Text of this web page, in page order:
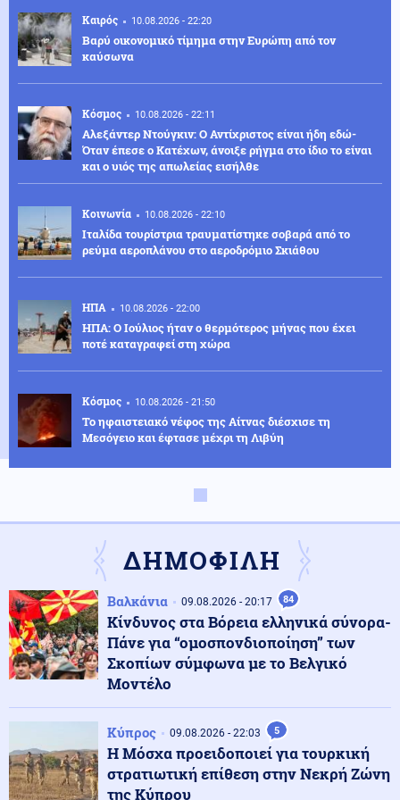
Καιρός 10.08.2026 - 22:20
Βαρύ οικονομικό τίμημα στην Ευρώπη από τον
καύσωνα
Κόσμος 10.08.2026 - 22:11
Αλεξάντερ Ντούγκιν: Ο Αντίχριστος είναι ήδη εδώ-
Όταν έπεσε ο Κατέχων, άνοιξε ρήγμα στο ίδιο το είναι
και ο υιός της απωλείας εισήλθε
Κοινωνία 10.08.2026 - 22:10
Ιταλίδα τουρίστρια τραυματίστηκε σοβαρά από το
ρεύμα αεροπλάνου στο αεροδρόμιο Σκιάθου
ΗΠΑ 10.08.2026 - 22:00
ΗΠΑ: Ο Ιούλιος ήταν ο θερμότερος μήνας που έχει
ποτέ καταγραφεί στη χώρα
Κόσμος 10.08.2026 - 21:50
Το ηφαιστειακό νέφος της Αίτνας διέσχισε τη
Μεσόγειο και έφτασε μέχρι τη Λιβύη
«σκιώδους στόλου»
Εσωτερική Ασφάλεια 10.08.2026 - 21:40
Καλύτερη η εικόνα της φωτιάς έξω από τη Χαλκίδα
(βίντεο)
Κόσμος 10.08.2026 - 21:30
Tupac: Ξεκινά η δίκη για τη δολοφονία του, 30 χρόνια
μετά τον θάνατό του
Κόσμος 10.08.2026 - 21:23
ΔΗΜΟΦΙΛΗ
Βαλκάνια 09.08.2026 - 20:17 84
Κίνδυνος στα Βόρεια ελληνικά σύνορα-
Πάνε για “ομοσπονδιοποίηση” των
Σκοπίων σύμφωνα με το Βελγικό
Μοντέλο
Κύπρος 09.08.2026 - 22:03 5
Η Μόσχα προειδοποιεί για τουρκική
στρατιωτική επίθεση στην Νεκρή Ζώνη
της Κύπρου